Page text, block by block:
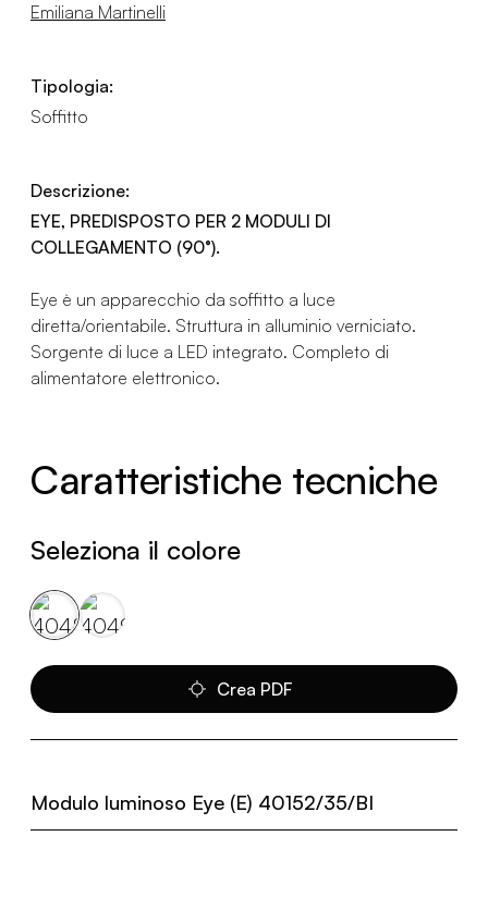
Emiliana Martinelli
Tipologia:
Soffitto
Descrizione:
EYE, PREDISPOSTO PER 2 MODULI DI
COLLEGAMENTO (90°).
Eye è un apparecchio da soffitto a luce
diretta/orientabile. Struttura in alluminio verniciato.
Sorgente di luce a LED integrato. Completo di
alimentatore elettronico.
Caratteristiche tecniche
Seleziona il colore
Crea PDF
Modulo luminoso Eye (E) 40152/35/BI